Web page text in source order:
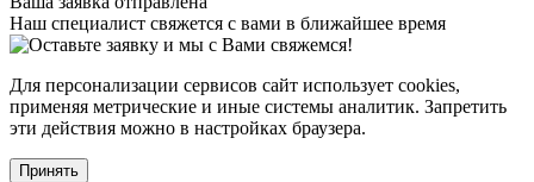
Наш специалист свяжется с вами в ближайшее время
Для персонализации сервисов сайт использует cookies,
применяя метрические и иные системы аналитик. Запретить
эти действия можно в настройках браузера.
Принять